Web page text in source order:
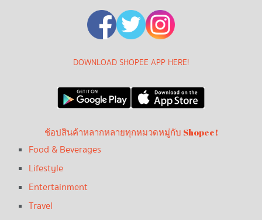
DOWNLOAD SHOPEE APP HERE!
ช้อปสินค้าหลากหลายทุกหมวดหมู่กับ Shopee!
Food & Beverages
Lifestyle
Entertainment
Travel